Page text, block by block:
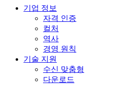
기업 정보
자격 인증
컬처
역사
경영 원칙
기술 지원
수신 맞춤형
다운로드